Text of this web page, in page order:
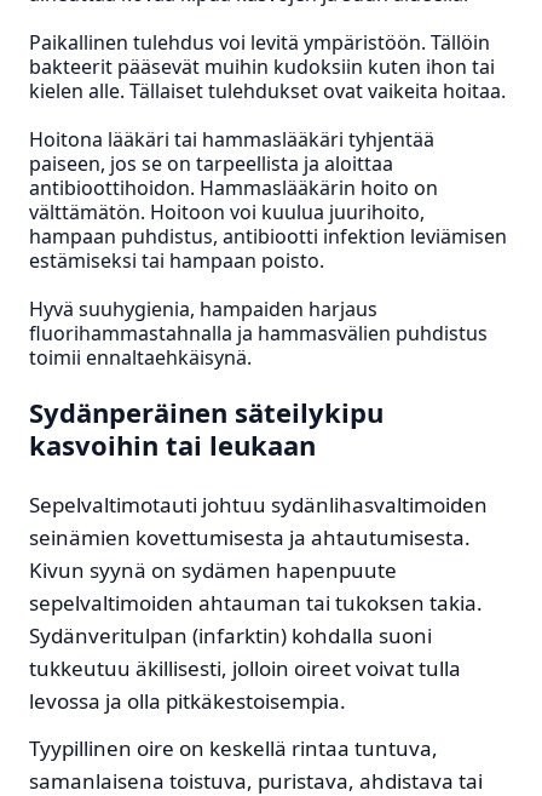
Paikallinen tulehdus voi levitä ympäristöön. Tällöin
bakteerit pääsevät muihin kudoksiin kuten ihon tai
kielen alle. Tällaiset tulehdukset ovat vaikeita hoitaa.
Hoitona lääkäri tai hammaslääkäri tyhjentää
paiseen, jos se on tarpeellista ja aloittaa
antibioottihoidon. Hammaslääkärin hoito on
välttämätön. Hoitoon voi kuulua juurihoito,
hampaan puhdistus, antibiootti infektion leviämisen
estämiseksi tai hampaan poisto.
Hyvä suuhygienia, hampaiden harjaus
fluorihammastahnalla ja hammasvälien puhdistus
toimii ennaltaehkäisynä.
Sydänperäinen säteilykipu
kasvoihin tai leukaan
Sepelvaltimotauti johtuu sydänlihasvaltimoiden
seinämien kovettumisesta ja ahtautumisesta.
Kivun syynä on sydämen hapenpuute
sepelvaltimoiden ahtauman tai tukoksen takia.
Sydänveritulpan (infarktin) kohdalla suoni
tukkeutuu äkillisesti, jolloin oireet voivat tulla
levossa ja olla pitkäkestoisempia.
Tyypillinen oire on keskellä rintaa tuntuva,
samanlaisena toistuva, puristava, ahdistava tai